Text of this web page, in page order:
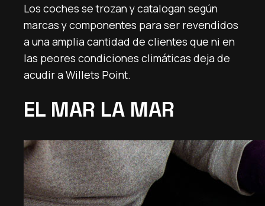
Los coches se trozan y catalogan según
marcas y componentes para ser revendidos
a una amplia cantidad de clientes que ni en
las peores condiciones climáticas deja de
acudir a Willets Point.
EL MAR LA MAR